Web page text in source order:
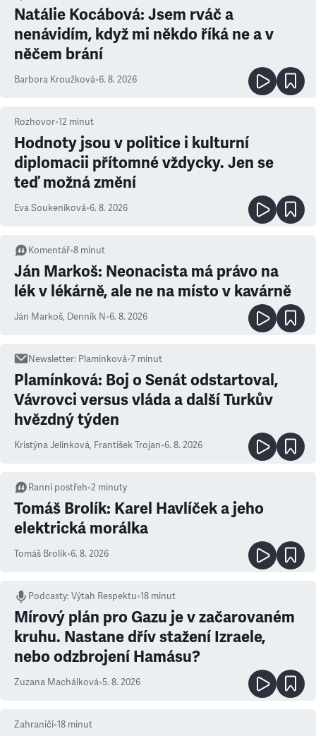
Natálie Kocábová: Jsem rváč a
nenávidím, když mi někdo říká ne a v
něčem brání
Barbora Kroužková•6. 8. 2026
Rozhovor•12 minut
Hodnoty jsou v politice i kulturní
diplomacii přítomné vždycky. Jen se
teď možná změní
Eva Soukeníková•6. 8. 2026
Komentář•8 minut
Ján Markoš: Neonacista má právo na
lék v lékárně, ale ne na místo v kavárně
Ján Markoš, Denník N•6. 8. 2026
Newsletter: Plamínková•7 minut
Plamínková: Boj o Senát odstartoval,
Vávrovci versus vláda a další Turkův
hvězdný týden
Kristýna Jelínková, František Trojan•6. 8. 2026
Ranní postřeh•2 minuty
Tomáš Brolík: Karel Havlíček a jeho
elektrická morálka
Tomáš Brolík•6. 8. 2026
Podcasty:Výtah Respektu•18 minut
Mírový plán pro Gazu je v začarovaném
kruhu. Nastane dřív stažení Izraele,
nebo odzbrojení Hamásu?
Zuzana Machálková•5. 8. 2026
Zahraničí•18 minut